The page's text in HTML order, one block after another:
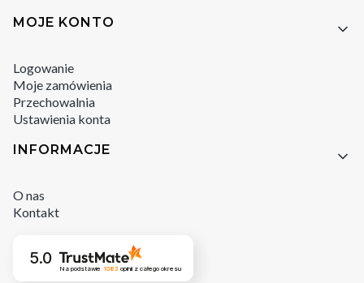
MOJE KONTO
Logowanie
Moje zamówienia
Przechowalnia
Ustawienia konta
INFORMACJE
O nas
Kontakt
5.0
Na podstawie 1083 opinii z całego okresu